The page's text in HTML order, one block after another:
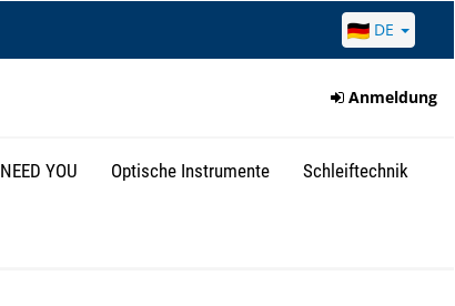
DE
Anmeldung
YOU Optische Instrumente Schleiftechnik